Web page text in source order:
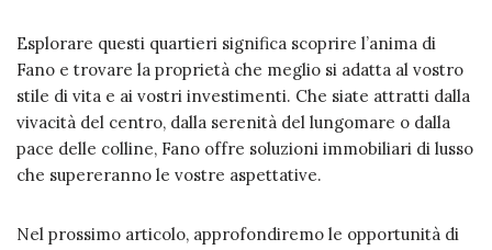
Esplorare questi quartieri significa scoprire l’anima di
Fano e trovare la proprietà che meglio si adatta al vostro
stile di vita e ai vostri investimenti. Che siate attratti dalla
vivacità del centro, dalla serenità del lungomare o dalla
pace delle colline, Fano offre soluzioni immobiliari di lusso
che supereranno le vostre aspettative.
Nel prossimo articolo, approfondiremo le opportunità di